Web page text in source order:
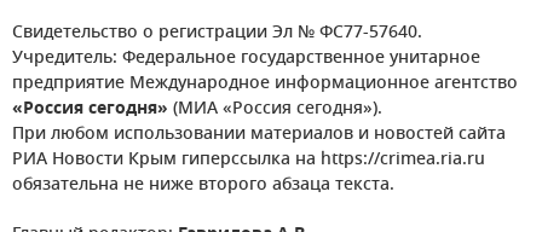
Свидетельство о регистрации Эл № ФС77-57640.
Учредитель: Федеральное государственное унитарное
предприятие Международное информационное агентство
«Россия сегодня» (МИА «Россия сегодня»).
При любом использовании материалов и новостей сайта
РИА Новости Крым гиперссылка на https://crimea.ria.ru
обязательна не ниже второго абзаца текста.